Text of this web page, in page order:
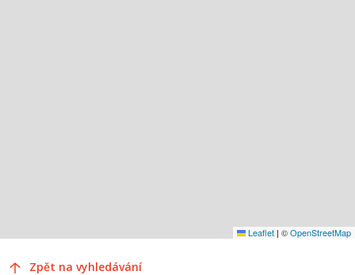
Leaflet | ©OpenStreetMap
Zpět na vyhledávání